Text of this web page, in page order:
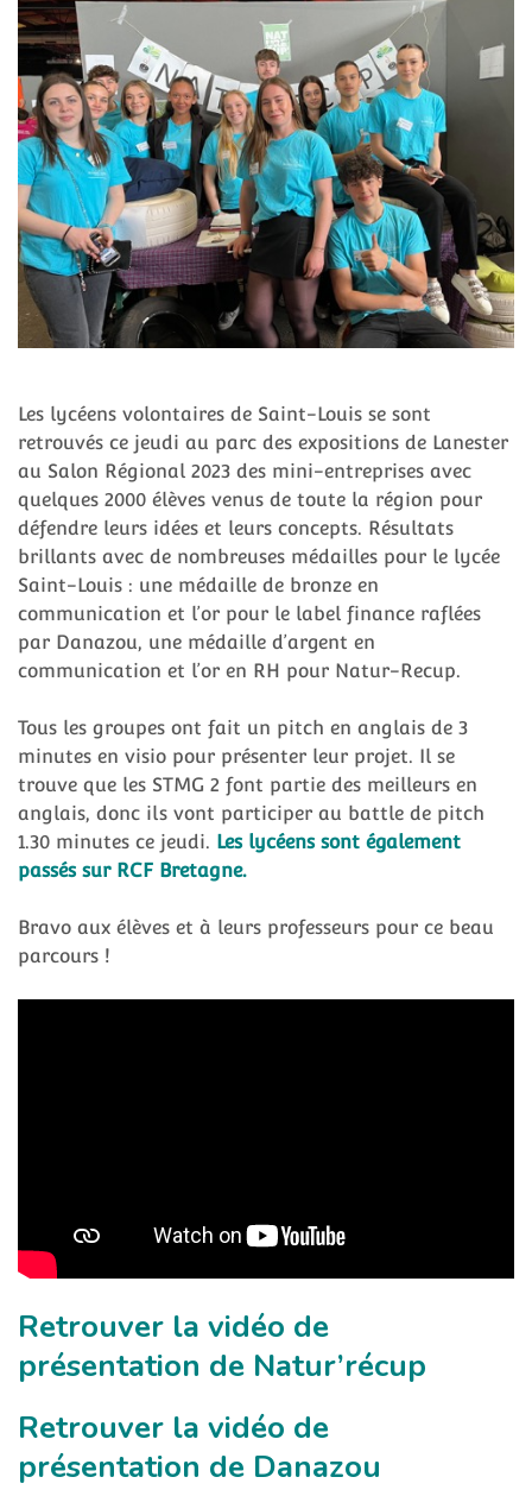
Les lycéens volontaires de Saint-Louis se sont
retrouvés ce jeudi au parc des expositions de Lanester
au Salon Régional 2023 des mini-entreprises avec
quelques 2000 élèves venus de toute la région pour
défendre leurs idées et leurs concepts. Résultats
brillants avec de nombreuses médailles pour le lycée
Saint-Louis : une médaille de bronze en
communication et l’or pour le label finance raflées
par Danazou, une médaille d’argent en
communication et l’or en RH pour Natur-Recup.
Tous les groupes ont fait un pitch en anglais de 3
minutes en visio pour présenter leur projet. Il se
trouve que les STMG 2 font partie des meilleurs en
anglais, donc ils vont participer au battle de pitch
1.30 minutes ce jeudi. Les lycéens sont également
passés sur RCF Bretagne.
Bravo aux élèves et à leurs professeurs pour ce beau
parcours !
Retrouver la vidéo de
présentation de Natur’récup
Retrouver la vidéo de
présentation de Danazou